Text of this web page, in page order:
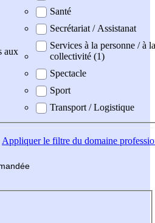
aux
Santé
Secrétariat / Assistanat
Services à la personne / à la
collectivité (1)
Spectacle
Sport
Transport / Logistique
Appliquerle filtre du domaine